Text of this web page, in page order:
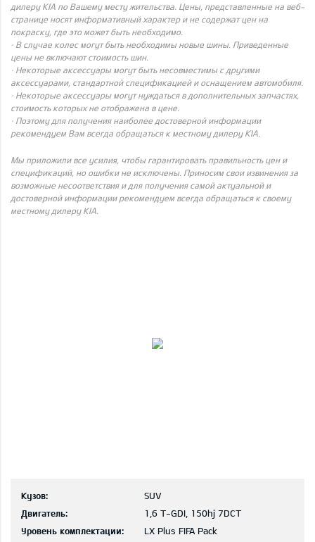
дилеру KIA по Вашему месту жительства. Цены, представленные на веб-
странице носят информативный характер и не содержат цен на
покраску, где это может быть необходимо.
· В случае колес могут быть необходимы новые шины. Приведенные
цены не включают стоимость шин.
· Некоторые аксессуары могут быть несовместимы с другими
аксессуарами, стандартной спецификацией и оснащением автомобиля.
· Некоторые аксессуары могут нуждаться в дополнительных запчастях,
стоимость которых не отображена в цене.
· Поэтому для получения наиболее достоверной информации
рекомендуем Вам всегда обращаться к местному дилеру KIA.
Мы приложили все усилия, чтобы гарантировать правильность цен и
спецификаций, но ошибки не исключены. Приносим свои извинения за
возможные несоответствия и для получения самой актуальной и
достоверной информации рекомендуем всегда обращаться к своему
местному дилеру KIA.
Кузов:
SUV
Двигатель:
1,6 T-GDI, 150hj 7DCT
Уровень комплектации:
LX Plus FIFA Pack